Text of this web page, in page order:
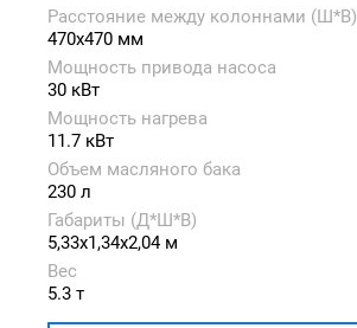
Расстояние между колоннами (Ш*В)
470x470 мм
Мощность привода насоса
30 кВт
Мощность нагрева
11.7 кВт
Объем масляного бака
230 л
Габариты (Д*Ш*В)
5,33x1,34x2,04 м
Вес
5.3 т